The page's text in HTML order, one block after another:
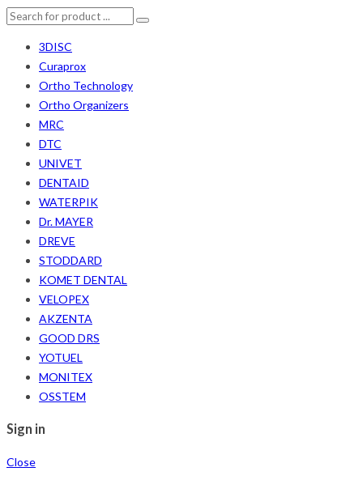
3DISC
Curaprox
Ortho Technology
Ortho Organizers
MRC
DTC
UNIVET
DENTAID
WATERPIK
Dr. MAYER
DREVE
STODDARD
KOMET DENTAL
VELOPEX
AKZENTA
GOOD DRS
YOTUEL
MONITEX
OSSTEM
Sign in
Close